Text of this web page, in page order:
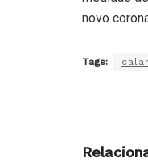
novo
Tags: